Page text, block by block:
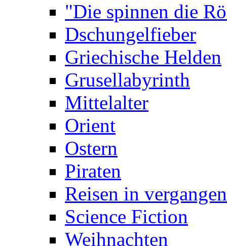
"Die spinnen die
Dschungelfieber
Griechische Helden
Grusellabyrinth
Mittelalter
Orient
Ostern
Piraten
Reisen in
Science Fiction
Weihnachten